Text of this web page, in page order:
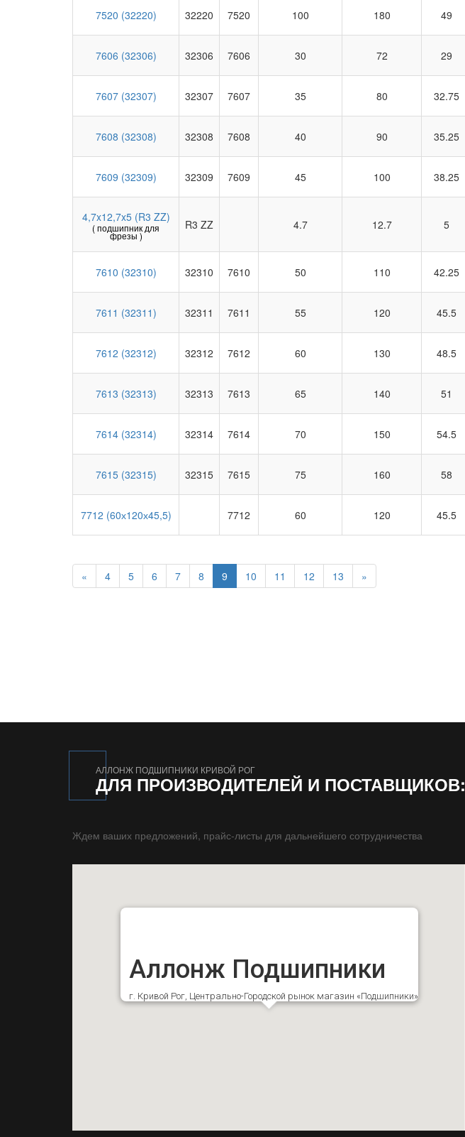
7520 (32220) 32220 7520 100 180 49
7606 (32306) 32306 7606 30 72 29
7607 (32307) 32307 7607 35 80 32.75
7608 (32308) 32308 7608 40 90 35.25
7609 (32309) 32309 7609 45 100 38.25
4,7x12,7x5 (R3 ZZ)
( подшипник для
фрезы )
R3 ZZ 4.7 12.7 5
7610 (32310) 32310 7610 50 110 42.25
7611 (32311) 32311 7611 55 120 45.5
7612 (32312) 32312 7612 60 130 48.5
7613 (32313) 32313 7613 65 140 51
7614 (32314) 32314 7614 70 150 54.5
7615 (32315) 32315 7615 75 160 58
7712 (60х120х45,5) 7712 60 120 45.5
« 4 5 6 7 8 9 10 11 12 13 »
АЛЛОНЖ ПОДШИПНИКИ КРИВОЙ РОГ
ДЛЯ ПРОИЗВОДИТЕЛЕЙ И ПОСТАВЩИКОВ:
Ждем ваших предложений, прайс-листы для дальнейшего сотрудничества
Аллонж Подшипники
г. Кривой Рог, Центрально-Городской рынок магазин «Подшипники»